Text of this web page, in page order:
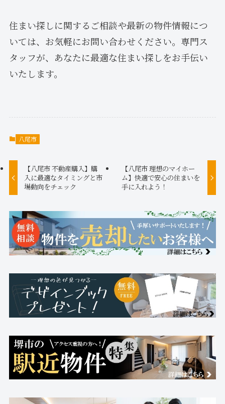
住まい探しに関するご相談や最新の物件情報につ
いては、お気軽にお問い合わせください。専門ス
タッフが、あなたに最適な住まい探しをお手伝い
いたします。
八尾市
【八尾市 不動産購入】購
入に最適なタイミングと市
場動向をチェック
【八尾市 理想のマイホー
ム】快適で安心の住まいを
手に入れよう！